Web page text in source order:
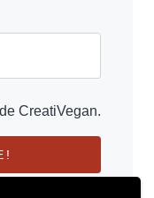
CreatiVegan.